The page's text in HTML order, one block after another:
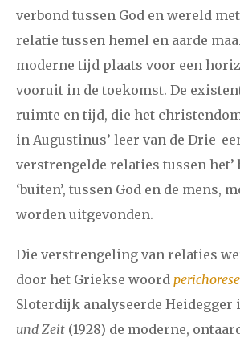
verbond tussen God en wereld
relatie tussen hemel en aarde
moderne tijd plaats voor een
vooruit in de toekomst. De
ruimte en tijd, die het
in Augustinus’ leer van de Drie-
verstrengelde relaties tussen het’
‘buiten’, tussen God en de mens,
worden uitgevonden.
Die verstrengeling van relaties
door het Griekse woord perichorese
Sloterdijk analyseerde Heidegger
und Zeit (1928) de moderne,